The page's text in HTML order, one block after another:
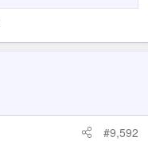
#9,592